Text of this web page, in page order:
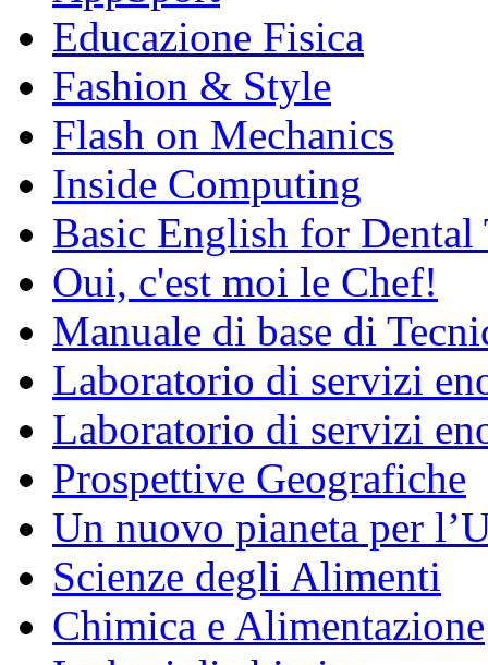
Educazione Fisica
Fashion & Style
Flash on Mechanics
Inside Computing
Basic English for Dental
Oui, c'est moi le Chef!
Manuale di base di
Laboratorio di servizi
Laboratorio di servizi
Prospettive Geografiche
Un nuovo pianeta per
Scienze degli Alimenti
Chimica e Alimentazione